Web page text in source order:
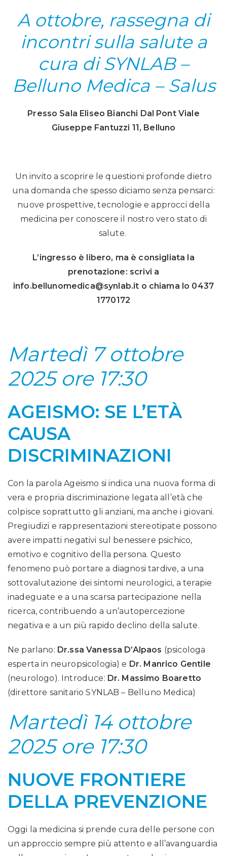
A ottobre, rassegna di
incontri sulla salute a
cura di SYNLAB –
Belluno Medica – Salus
Presso Sala Eliseo Bianchi Dal Pont Viale
Giuseppe Fantuzzi 11, Belluno
Un invito a scoprire le questioni profonde dietro
una domanda che spesso diciamo senza pensarci:
nuove prospettive, tecnologie e approcci della
medicina per conoscere il nostro vero stato di
salute.
L’ingresso è libero, ma è consigliata la
prenotazione: scrivi a
info.bellunomedica@synlab.it o chiama lo 0437
1770172
Martedì 7 ottobre
2025 ore 17:30
AGEISMO: SE L’ETÀ
CAUSA
DISCRIMINAZIONI
Con la parola Ageismo si indica una nuova forma di
vera e propria discriminazione legata all’età che
colpisce soprattutto gli anziani, ma anche i giovani.
Pregiudizi e rappresentazioni stereotipate possono
avere impatti negativi sul benessere psichico,
emotivo e cognitivo della persona. Questo
fenomeno può portare a diagnosi tardive, a una
sottovalutazione dei sintomi neurologici, a terapie
inadeguate e a una scarsa partecipazione nella
ricerca, contribuendo a un’autopercezione
negativa e a un più rapido declino della salute.
Ne parlano: Dr.ssa Vanessa D’Alpaos (psicologa
esperta in neuropsicologia) e Dr. Manrico Gentile
(neurologo). Introduce: Dr. Massimo Boaretto
(direttore sanitario SYNLAB – Belluno Medica)
Martedì 14 ottobre
2025 ore 17:30
NUOVE FRONTIERE
DELLA PREVENZIONE
Oggi la medicina si prende cura delle persone con
un approccio sempre più attento e all’avanguardia